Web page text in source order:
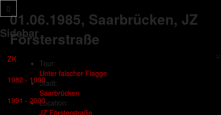
Sidebar
×
ZK
1982 - 1990
1991 - 2000
01.06.1985, Saarbrücken, JZ
Försterstraße
Tour:
Unter falscher Flagge
Stadt:
Saarbrücken
Location:
JZ Försterstraße